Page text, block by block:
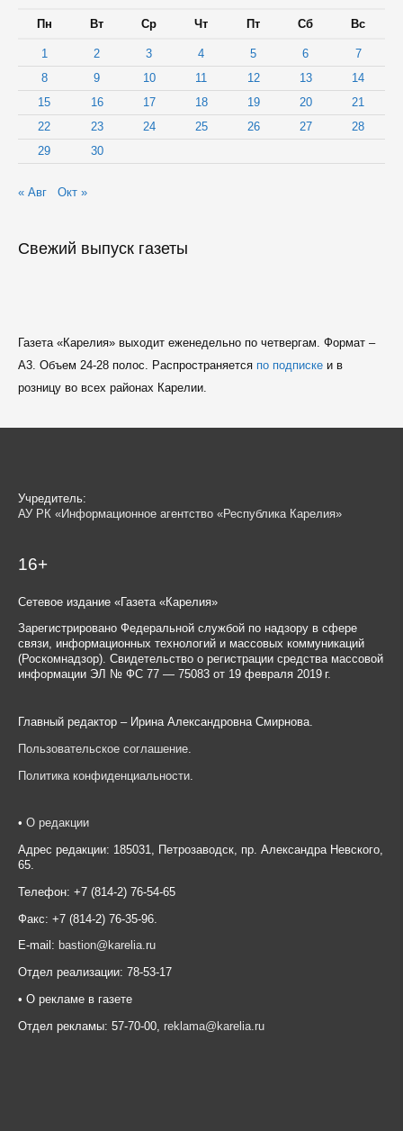
Пн Вт Ср Чт Пт Сб Вс
1 2 3 4 5 6
7
8
9 10 11 12 13
14
15
16 17 18 19 20
21
22
23 24 25 26 27
28
29
30
« Авг Окт »
Свежий выпуск газеты
Газета «Карелия» выходит еженедельно по четвергам. Формат –
A3. Объем 24-28 полос. Распространяется по подпискеи в
розницу во всех районах Карелии.
Учредитель:
АУ РК «Информационное агентство «Республика Карелия»
16+
Сетевое издание «Газета «Карелия»
Зарегистрировано Федеральной службой по надзору в сфере
связи, информационных технологий и массовых коммуникаций
(Роскомнадзор). Свидетельство о регистрации средства массовой
информации ЭЛ № ФС 77 — 75083 от 19 февраля 2019 г.
Главный редактор – Ирина Александровна Смирнова.
Пользовательское соглашение
Политика конфиденциальности
• О редакции
Адрес редакции: 185031, Петрозаводск, пр. Александра Невского,
65.
Телефон: +7 (814-2) 76-54-65
Факс: +7 (814-2) 76-35-96.
E-mail: bastion@karelia.ru
Отдел реализации: 78-53-17
• О рекламе в газете
Отдел рекламы: 57-70-00, reklama@karelia.ru